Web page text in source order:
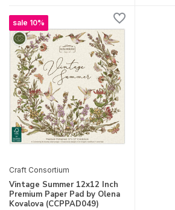
sale 10%
Craft Consortium
Vintage Summer 12x12 Inch
Premium Paper Pad by Olena
Kovalova (CCPPAD049)